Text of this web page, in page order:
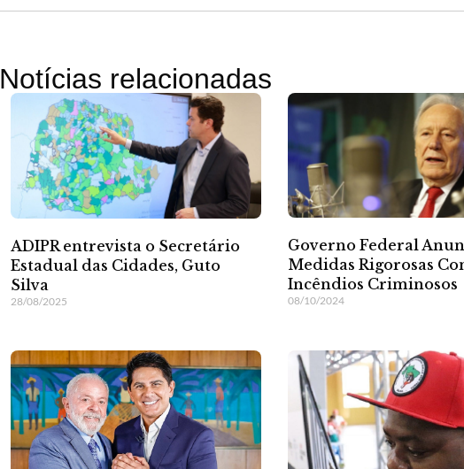
Notícias relacionadas
ADIPR entrevista o Secretário
Estadual das Cidades, Guto
Silva
28/08/2025
Governo Federal
Medidas Rigorosas
Incêndios Criminosos
08/10/2024